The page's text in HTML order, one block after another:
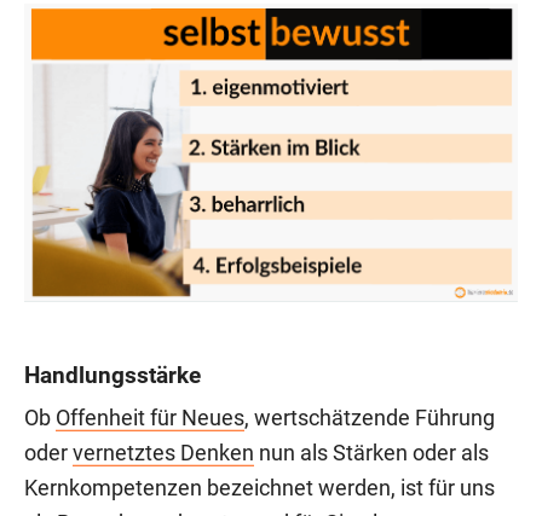
Handlungsstärke
Ob Offenheit für Neues, wertschätzende Führung
oder vernetztes Denken nun als Stärken oder als
Kernkompetenzen bezeichnet werden, ist für uns